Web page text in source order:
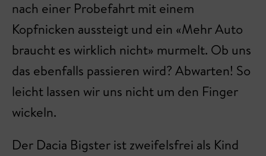
nach einer Probefahrt mit einem
Kopfnicken aussteigt und ein «Mehr Auto
braucht es wirklich nicht» murmelt. Ob uns
das ebenfalls passieren wird? Abwarten! So
leicht lassen wir uns nicht um den Finger
wickeln.
Der Dacia Bigster ist zweifelsfrei als Kind